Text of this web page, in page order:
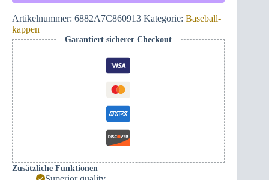
(schwarz)
Menge
Artikelnummer: 6882A7C860913 Kategorie: Baseball-
kappen
Garantiert sicherer Checkout
Zusätzliche Funktionen